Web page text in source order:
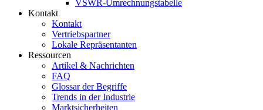
VSWR-Umrechnungstabelle
Kontakt
Kontakt
Vertriebspartner
Lokale Repräsentanten
Ressourcen
Artikel & Nachrichten
FAQ
Glossar der Begriffe
Trends in der Industrie
Marktsicherheiten